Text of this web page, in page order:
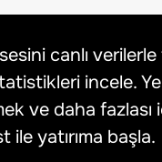
canlı
incele.
ve daha fazlası
ile yatırıma başla.